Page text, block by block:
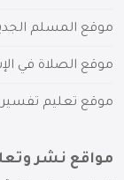
موقع المسلم
موقع الصلاة في
موقع تعليم تفسير
مواقع نشر